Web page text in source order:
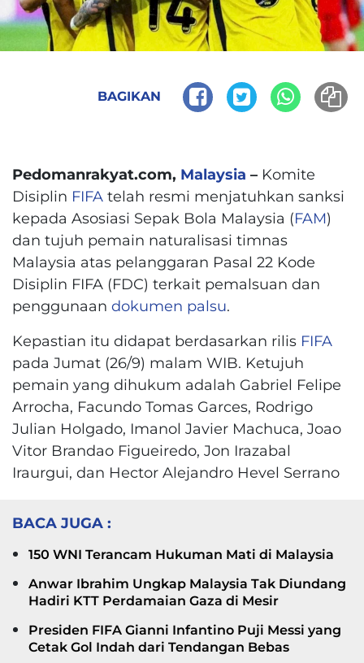
BAGIKAN
Pedomanrakyat.com, Malaysia – Komite
Disiplin FIFA telah resmi menjatuhkan sanksi
kepada Asosiasi Sepak Bola Malaysia (FAM)
dan tujuh pemain naturalisasi timnas
Malaysia atas pelanggaran Pasal 22 Kode
Disiplin FIFA (FDC) terkait pemalsuan dan
penggunaan dokumen palsu.
Kepastian itu didapat berdasarkan rilis FIFA
pada Jumat (26/9) malam WIB. Ketujuh
pemain yang dihukum adalah Gabriel Felipe
Arrocha, Facundo Tomas Garces, Rodrigo
Julian Holgado, Imanol Javier Machuca, Joao
Vitor Brandao Figueiredo, Jon Irazabal
Iraurgui, dan Hector Alejandro Hevel Serrano
BACA JUGA :
150 WNI Terancam Hukuman Mati di Malaysia
Anwar Ibrahim Ungkap Malaysia Tak Diundang
Hadiri KTT Perdamaian Gaza di Mesir
Presiden FIFA Gianni Infantino Puji Messi yang
Cetak Gol Indah dari Tendangan Bebas